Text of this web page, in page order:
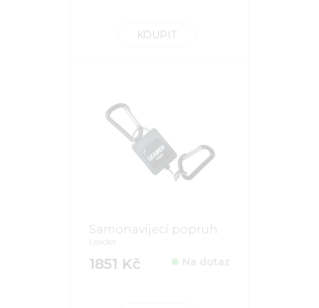
KOUPIT
Samonavíjecí popruh
Leader
1851 Kč Na dotaz